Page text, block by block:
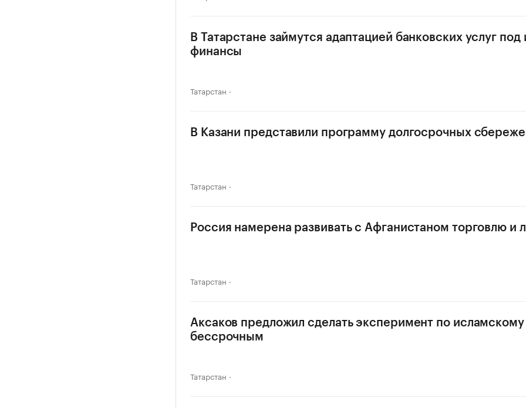
В Татарстане займутся адаптацией банковских услуг
финансы
Татарстан
В Казани представили программу долгосрочных
Татарстан
Россия намерена развивать с Афганистаном торговлю и
Татарстан
Аксаков предложил сделать эксперимент по исламскому
бессрочным
Татарстан